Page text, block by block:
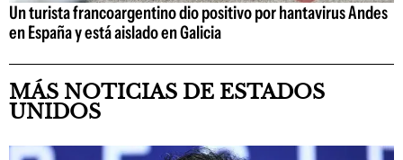
Un turista francoargentino dio positivo por hantavirus Andes
en España y está aislado en Galicia
MÁS NOTICIAS DE ESTADOS
UNIDOS